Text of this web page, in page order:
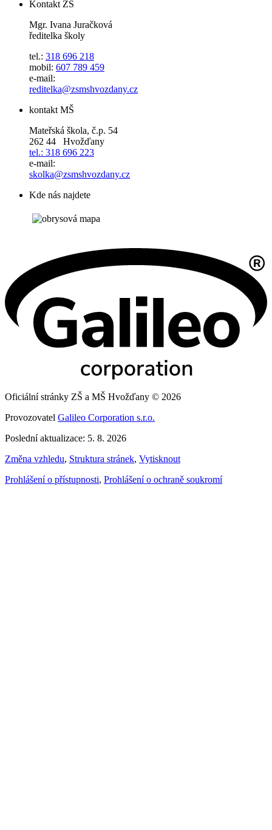
Kontakt ZŠ
Mgr. Ivana Juračková
ředitelka školy
tel.: 318 696 218
mobil: 607 789 459
e-mail:
reditelka@zsmshvozdany.cz
kontakt MŠ
Mateřská škola, č.p. 54
262 44 Hvožďany
tel.: 318 696 223
e-mail:
skolka@zsmshvozdany.cz
Kde nás najdete
Oficiální stránky ZŠ a MŠ Hvožďany © 2026
Provozovatel Galileo Corporation s.r.o.
Poslední aktualizace: 5. 8. 2026
Změna vzhledu, Struktura stránek, Vytisknout
Prohlášení o přístupnosti, Prohlášení o ochraně soukromí